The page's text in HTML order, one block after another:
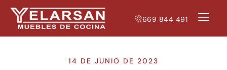
669 844 491
14 DE JUNIO DE 2023